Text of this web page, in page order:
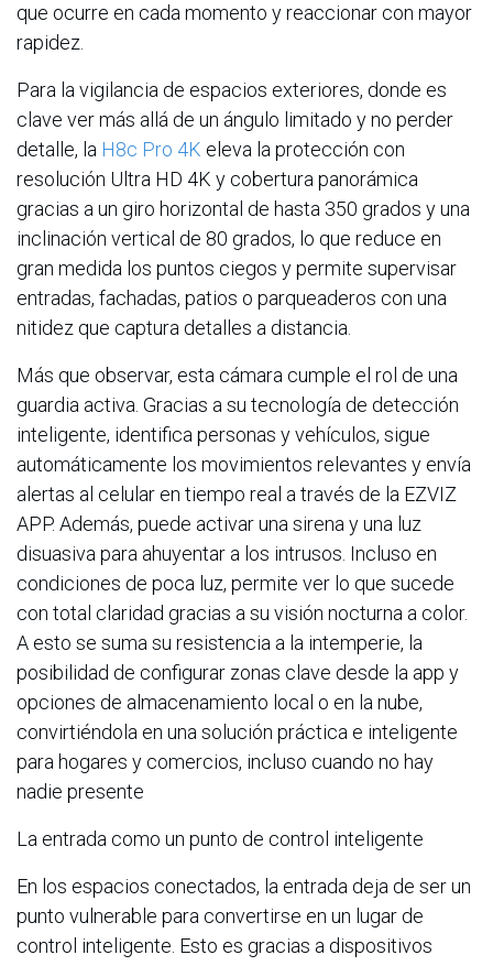
que ocurre en cada momento y reaccionar con mayor
rapidez.
Para la vigilancia de espacios exteriores, donde es
clave ver más allá de un ángulo limitado y no perder
detalle, la H8c Pro 4K eleva la protección con
resolución Ultra HD 4K y cobertura panorámica
gracias a un giro horizontal de hasta 350 grados y una
inclinación vertical de 80 grados, lo que reduce en
gran medida los puntos ciegos y permite supervisar
entradas, fachadas, patios o parqueaderos con una
nitidez que captura detalles a distancia.
Más que observar, esta cámara cumple el rol de una
guardia activa. Gracias a su tecnología de detección
inteligente, identifica personas y vehículos, sigue
automáticamente los movimientos relevantes y envía
alertas al celular en tiempo real a través de la EZVIZ
APP. Además, puede activar una sirena y una luz
disuasiva para ahuyentar a los intrusos. Incluso en
condiciones de poca luz, permite ver lo que sucede
con total claridad gracias a su visión nocturna a color.
A esto se suma su resistencia a la intemperie, la
posibilidad de configurar zonas clave desde la app y
opciones de almacenamiento local o en la nube,
convirtiéndola en una solución práctica e inteligente
para hogares y comercios, incluso cuando no hay
nadie presente
La entrada como un punto de control inteligente
En los espacios conectados, la entrada deja de ser un
punto vulnerable para convertirse en un lugar de
control inteligente. Esto es gracias a dispositivos